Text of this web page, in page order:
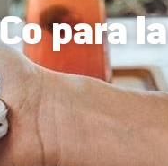
para la